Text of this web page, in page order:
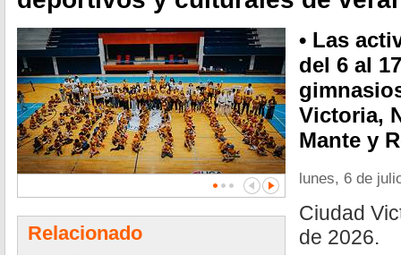
Relacionado
• Las
del 6 al
Victoria,
Mante y
lunes, 6 de
Ciudad
de 2026.